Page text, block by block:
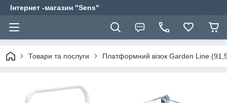
Інтернет -магазин "Sens"
Товари та послуги Платформний візок Garden Line